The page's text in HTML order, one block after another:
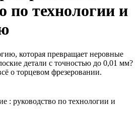
по технологии и
которая превращает неровные
детали с точностью до 0,01 мм?
о торцевом фрезеровании.